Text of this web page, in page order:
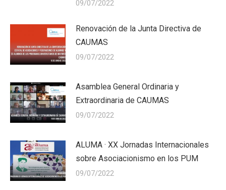
09/07/2022
Renovación de la Junta Directiva de
CAUMAS
09/07/2022
Asamblea General Ordinaria y
Extraordinaria de CAUMAS
09/07/2022
ALUMA · XX Jornadas Internacionales
sobre Asociacionismo en los PUM
09/07/2022